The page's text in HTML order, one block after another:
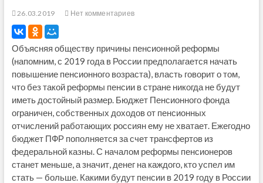
26.03.2019 Нет комментариев
Объясняя обществу причины пенсионной реформы
(напомним, с 2019 года в России предполагается начать
повышение пенсионного возраста), власть говорит о том,
что без такой реформы пенсии в стране никогда не будут
иметь достойный размер. Бюджет Пенсионного фонда
ограничен, собственных доходов от пенсионных
отчислений работающих россиян ему не хватает. Ежегодно
бюджет ПФР пополняется за счет трансфертов из
федеральной казны. С началом реформы пенсионеров
станет меньше, а значит, денег на каждого, кто успел им
стать — больше. Какими будут пенсии в 2019 году в России